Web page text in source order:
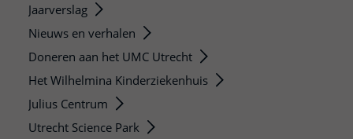
Jaarverslag
Nieuws en verhalen
Doneren aan het UMC Utrecht
Het Wilhelmina Kinderziekenhuis
Julius Centrum
Utrecht Science Park